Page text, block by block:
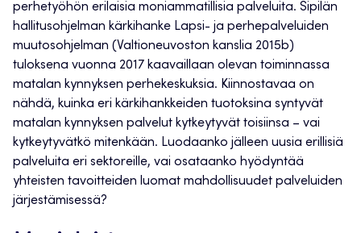
perhetyöhön erilaisia moniammatillisia palveluita. Sipilän
hallitusohjelman kärkihanke Lapsi- ja perhepalveluiden
muutosohjelman (Valtioneuvoston kanslia 2015b)
tuloksena vuonna 2017 kaavaillaan olevan toiminnassa
matalan kynnyksen perhekeskuksia. Kiinnostavaa on
nähdä, kuinka eri kärkihankkeiden tuotoksina syntyvät
matalan kynnyksen palvelut kytkeytyvät toisiinsa – vai
kytkeytyvätkö mitenkään. Luodaanko jälleen uusia erillisiä
palveluita eri sektoreille, vai osataanko hyödyntää
yhteisten tavoitteiden luomat mahdollisuudet palveluiden
järjestämisessä?